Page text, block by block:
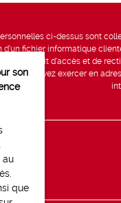
ci-dessus sont
fichier informatique
d’un droit d’accès et de
vous pouvez exercer en
son
au
que